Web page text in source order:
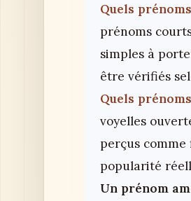
Quels prénoms
prénoms
simples à
être vérifiés
Quels prénoms
voyelles
perçus
popularité
Un prénom